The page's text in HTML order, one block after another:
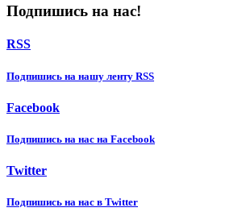
Подпишись на нас!
RSS
Подпишиcь на нашу ленту RSS
Facebook
Подпишиcь на нас на Facebook
Twitter
Подпишиcь на нас в Twitter